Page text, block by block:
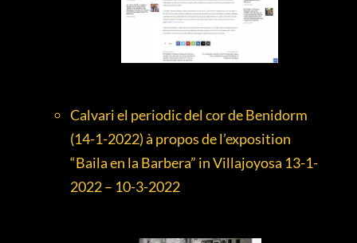
Calvari el periodic del cor de Benidorm
(14-1-2022) à propos de l’exposition
“Baila en la Barbera” in Villajoyosa 13-1-
2022 – 10-3-2022